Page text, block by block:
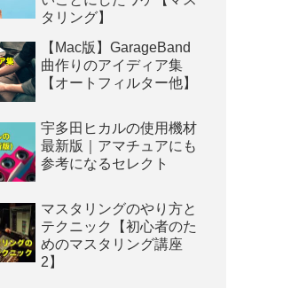
タリング】
【Mac版】GarageBand
曲作りのアイディア集
【オートフィルター他】
宇多田ヒカルの使用機材
最新版｜アマチュアにも
参考になるセレクト
マスタリングのやり方と
テクニック【初心者のた
めのマスタリング講座
2】